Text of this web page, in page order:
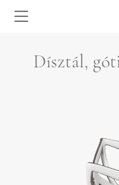
Dísztál,